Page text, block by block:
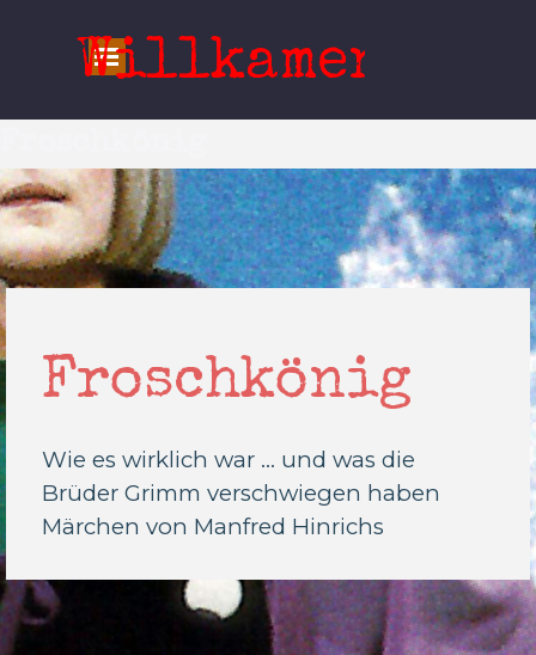
Willkamen!
Menü überspringen
Froschkönig
Wie es wirklich war ... und was die
Brüder Grimm verschwiegen haben
Märchen von Manfred Hinrichs